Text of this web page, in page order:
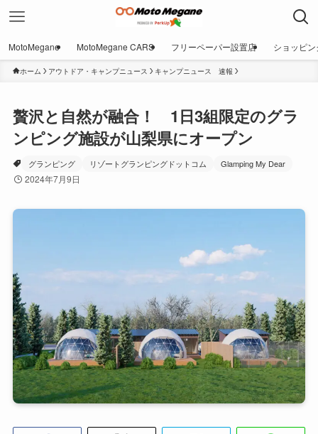
MotoMegane MotoMegane CARS フリーペーパー設置店 ショッピン
ホーム アウトドア・キャンプニュース キャンプニュース 速報
贅沢と自然が融合！ 1日3組限定のグラ
ンピング施設が山梨県にオープン
グランピング リゾートグランピングドットコム Glamping My Dear
2024年7月9日